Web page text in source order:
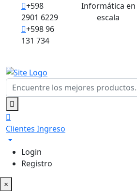
+598
2901 6229
+598 96
131 734
Informática en
escala
Clientes Ingreso
Login
Registro
×